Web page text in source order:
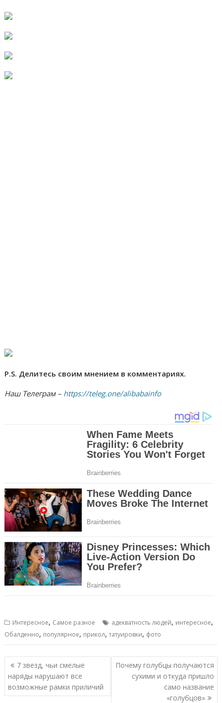
P.S. Делитесь своим мнением в комментариях.
Наш Телеграм – https://teleg.one/alibabainfo
Интересное, Самое разное адекватность людей, интересное,
Обалденно, популярное, прикол,татуировки, фото
Навигация
по
записям
7 звезд, чьи смелые
наряды нарушают все
возможные рамки приличий
Почему голубцы получаются
сухими и откуда пришло
само название
«голубцов»